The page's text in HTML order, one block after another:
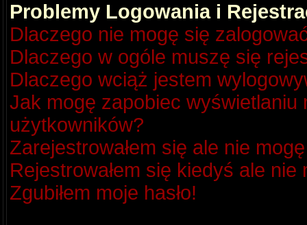
Problemy Logowania i
Dlaczego nie mogę się
Dlaczego w ogóle muszę się
Dlaczego wciąż jestem
Jak mogę zapobiec
użytkowników?
Zarejestrowałem się ale nie
Rejestrowałem się kiedyś ale
Zgubiłem moje hasło!